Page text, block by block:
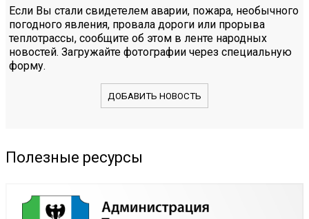
Если Вы стали свидетелем аварии, пожара, необычного
погодного явления, провала дороги или прорыва
теплотрассы, сообщите об этом в ленте народных
новостей. Загружайте фотографии через специальную
форму.
ДОБАВИТЬ НОВОСТЬ
Полезные ресурсы